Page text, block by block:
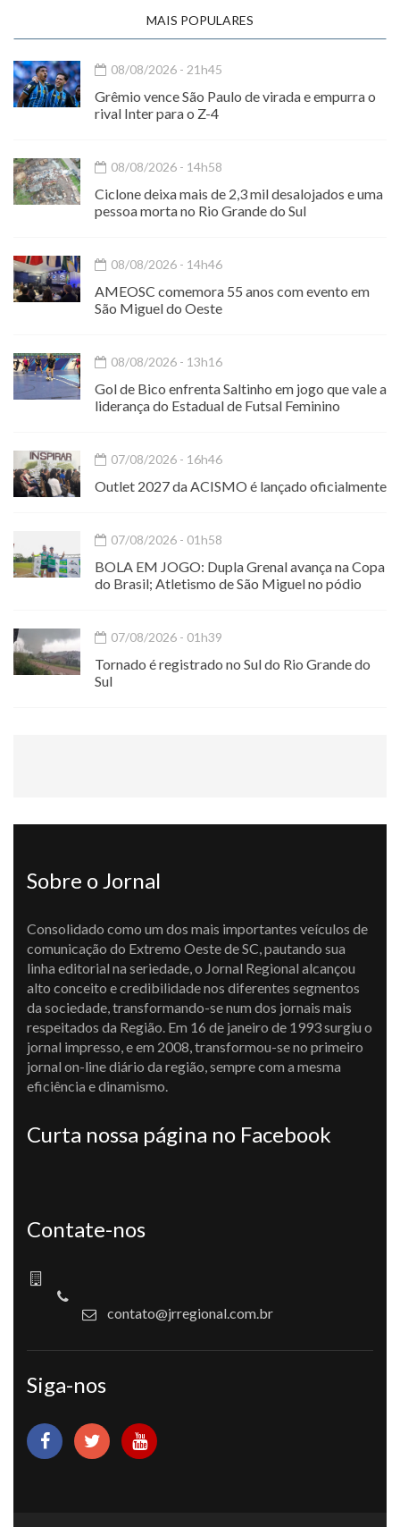
MAIS POPULARES
08/08/2026 - 21h45
Grêmio vence São Paulo de virada e empurra o
rival Inter para o Z-4
08/08/2026 - 14h58
Ciclone deixa mais de 2,3 mil desalojados e uma
pessoa morta no Rio Grande do Sul
08/08/2026 - 14h46
AMEOSC comemora 55 anos com evento em
São Miguel do Oeste
08/08/2026 - 13h16
Gol de Bico enfrenta Saltinho em jogo que vale a
liderança do Estadual de Futsal Feminino
07/08/2026 - 16h46
Outlet 2027 da ACISMO é lançado oficialmente
07/08/2026 - 01h58
BOLA EM JOGO: Dupla Grenal avança na Copa
do Brasil; Atletismo de São Miguel no pódio
07/08/2026 - 01h39
Tornado é registrado no Sul do Rio Grande do
Sul
Sobre o Jornal
Consolidado como um dos mais importantes veículos de
comunicação do Extremo Oeste de SC, pautando sua
linha editorial na seriedade, o Jornal Regional alcançou
alto conceito e credibilidade nos diferentes segmentos
da sociedade, transformando-se num dos jornais mais
respeitados da Região. Em 16 de janeiro de 1993 surgiu o
jornal impresso, e em 2008, transformou-se no primeiro
jornal on-line diário da região, sempre com a mesma
eficiência e dinamismo.
Curta nossa página no Facebook
Contate-nos
contato@jrregional.com.br
Siga-nos